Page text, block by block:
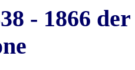
- 1866